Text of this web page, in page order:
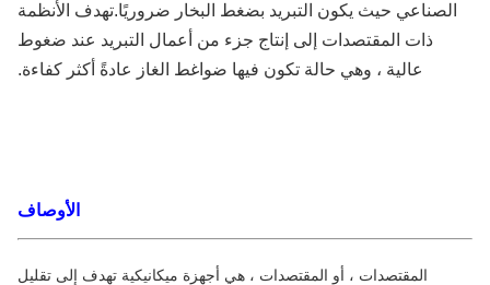
حيث يكون التبريد بضغط البخار ضروريًا.تهدف الأنظمة
ذات المقتصدات إلى إنتاج جزء من أعمال التبريد عند ضغوط
عالية ، وهي حالة تكون فيها ضواغط الغاز عادةً أكثر كفاءة.
الأوصاف
المقتصدات ، أو المقتصدات ، هي أجهزة ميكانيكية تهدف إلى تقليل